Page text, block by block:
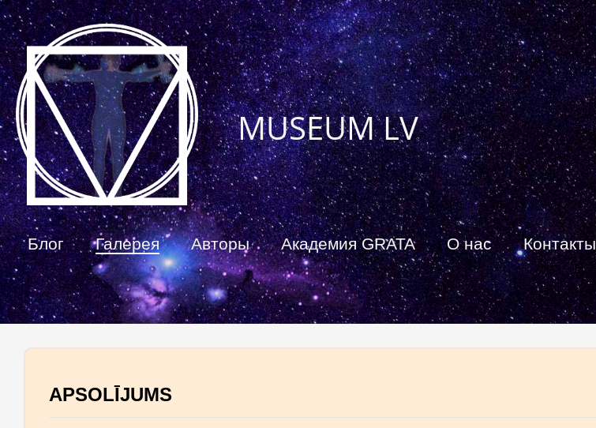
Блог Галерея Авторы Академия GRATA О нас Контакты
MUSEUM LV
APSOLĪJUMS